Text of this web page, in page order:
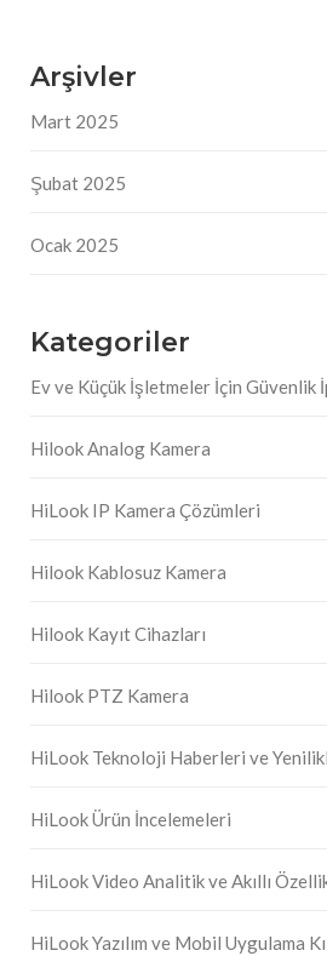
Arşivler
Mart 2025
Şubat 2025
Ocak 2025
Kategoriler
Ev ve Küçük İşletmeler İçin Güvenlik
Hilook Analog Kamera
HiLook IP Kamera Çözümleri
Hilook Kablosuz Kamera
Hilook Kayıt Cihazları
Hilook PTZ Kamera
HiLook Teknoloji Haberleri ve
HiLook Ürün İncelemeleri
HiLook Video Analitik ve Akıllı
HiLook Yazılım ve Mobil Uygulama